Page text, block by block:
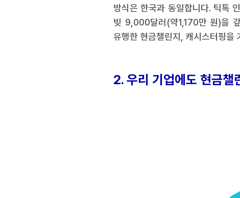
방식은 한국과 동일합니다. 틱톡
빚 9,000달러(약1,170만 원)을
유행한 현금챌린지, 캐시스터핑을
2. 우리 기업에도 현금챌